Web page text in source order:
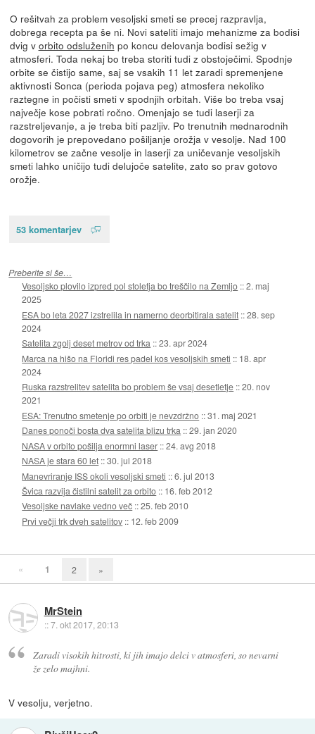
O rešitvah za problem vesoljski smeti se precej razpravlja,
dobrega recepta pa še ni. Novi sateliti imajo mehanizme za bodisi
dvig v orbito odsluženih po koncu delovanja bodisi sežig v
atmosferi. Toda nekaj bo treba storiti tudi z obstoječimi. Spodnje
orbite se čistijo same, saj se vsakih 11 let zaradi spremenjene
aktivnosti Sonca (perioda pojava peg) atmosfera nekoliko
raztegne in počisti smeti v spodnjih orbitah. Više bo treba vsaj
največje kose pobrati ročno. Omenjajo se tudi laserji za
razstreljevanje, a je treba biti pazljiv. Po trenutnih mednarodnih
dogovorih je prepovedano pošiljanje orožja v vesolje. Nad 100
kilometrov se začne vesolje in laserji za uničevanje vesoljskih
smeti lahko uničijo tudi delujoče satelite, zato so prav gotovo
orožje.
53 komentarjev
Preberite si še…
Vesoljsko plovilo izpred pol stoletja bo treščilo na Zemljo ::2. maj
2025
ESA bo leta 2027 izstrelila in namerno deorbitirala satelit ::28. sep
2024
Satelita zgolj deset metrov od trka ::23. apr 2024
Marca na hišo na Floridi res padel kos vesoljskih smeti :: 18. apr
2024
Ruska razstrelitev satelita bo problem še vsaj desetletje ::20. nov
2021
ESA: Trenutno smetenje po orbiti je nevzdržno ::31. maj 2021
Danes ponoči bosta dva satelita blizu trka ::29. jan 2020
NASA v orbito pošilja enormni laser ::24. avg 2018
NASA je stara 60 let ::30. jul 2018
Manevriranje ISS okoli vesoljski smeti ::6. jul 2013
Švica razvija čistilni satelit za orbito :: 16. feb 2012
Vesoljske navlake vedno več ::25. feb 2010
Prvi večji trk dveh satelitov :: 12. feb 2009
« 1 2 »
MrStein
::7. okt 2017, 20:13
Zaradi visokih hitrosti, ki jih imajo delci v atmosferi, so nevarni
že zelo majhni.
V vesolju, verjetno.